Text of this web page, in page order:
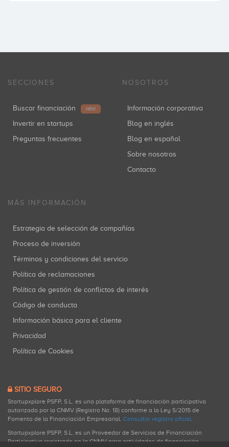
SECCIONES
Buscar financiación NEW
Invertir en startups
Preguntas frecuentes
NOSOTROS
Información corporativa
Blog en inglés
Blog en español
Sobre nosotros
Contacto
MÁS INFORMACIÓN
Estrategia de selección de compañías
Proceso de inversión
Términos y condiciones del servicio
Política de reclamaciones
Política de gestión de conflictos de interés
Código de conducta
Información básica para el cliente
Privacidad
Política de Cookies
SITIO SEGURO
Startupxplore PSFP, S.L. es una plataforma de financiación participativa
autorizada por la CNMV (Registro No. 18) conforme a la Ley 5/2015 de
Fomento de la Financiación Empresarial. Consultar registro oficial.
Startupxplore PSFP, S.L. es un Proveedor de Servicios de Financiación
Participativa registrado en la CNMV para actividades de financiación